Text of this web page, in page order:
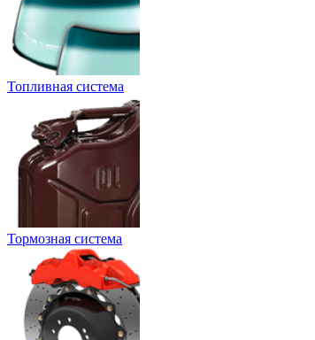
Топливная система
Тормозная система